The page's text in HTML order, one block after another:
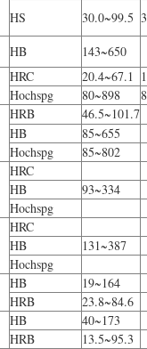
HS
30.0~99.5
HB
143~650
HRC 20.4~67.1
Hochspg
80~898
HRB
46.5~101.7
HB
85~655
Hochspg
85~802
HRC
HB
93~334
Hochspg
HRC
HB
131~387
Hochspg
HB 19~164
HRB
23.8~84.6
HB
40~173
HRB
13.5~95.3